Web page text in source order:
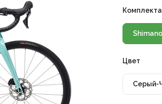
Цвет
Серый-